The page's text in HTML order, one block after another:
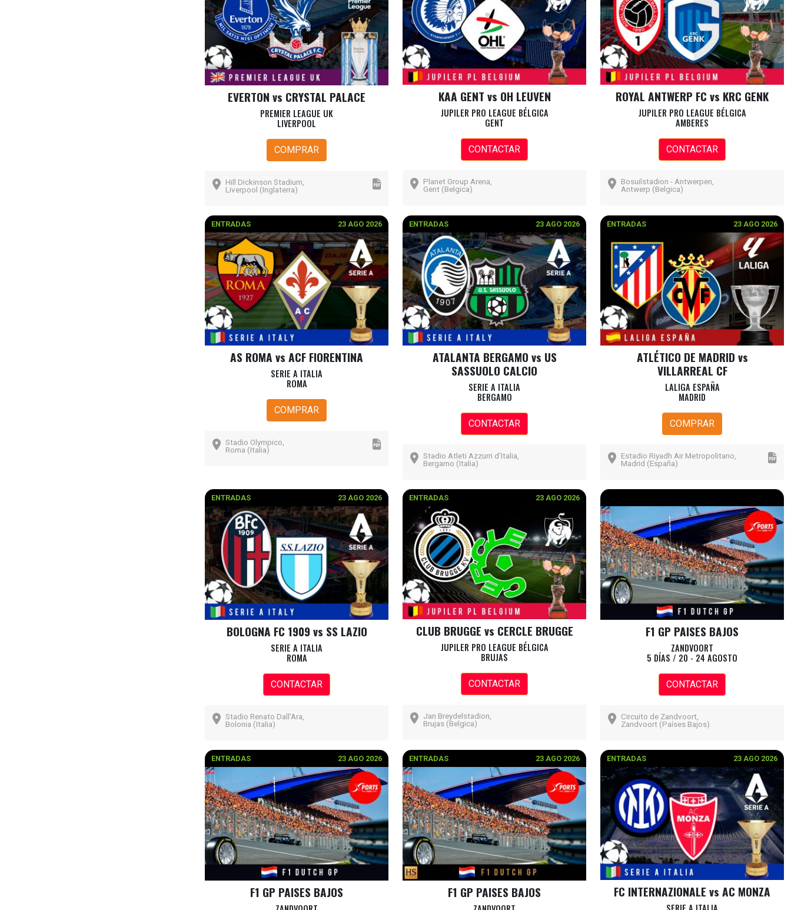
EVERTON vs CRYSTAL PALACE
PREMIER LEAGUE UK
LIVERPOOL
COMPRAR
Hill Dickinson Stadium,
Liverpool (Inglaterra)
KAA GENT vs OH LEUVEN
JUPILER PRO LEAGUE BÉLGICA
GENT
CONTACTAR
Planet Group Arena,
Gent (Belgica)
ROYAL ANTWERP FC vs KRC GENK
JUPILER PRO LEAGUE BÉLGICA
AMBERES
CONTACTAR
Bosuilstadion - Antwerpen,
Antwerp (Belgica)
ENTRADAS 23 AGO 2026
AS ROMA vs ACF FIORENTINA
SERIE A ITALIA
ROMA
COMPRAR
Stadio Olympico,
Roma (Italia)
ENTRADAS 23 AGO 2026
ATALANTA BERGAMO vs US
SASSUOLO CALCIO
SERIE A ITALIA
BERGAMO
CONTACTAR
Stadio Atleti Azzurri d'Italia,
Bergamo (Italia)
ENTRADAS 23 AGO 2026
ATLÉTICO DE MADRID vs
VILLARREAL CF
LALIGA ESPAÑA
MADRID
COMPRAR
Estadio Riyadh Air Metropolitano,
Madrid (España)
ENTRADAS 23 AGO 2026
BOLOGNA FC 1909 vs SS LAZIO
SERIE A ITALIA
ROMA
CONTACTAR
Stadio Renato Dall'Ara,
Bolonia (Italia)
ENTRADAS 23 AGO 2026
CLUB BRUGGE vs CERCLE BRUGGE
JUPILER PRO LEAGUE BÉLGICA
BRUJAS
CONTACTAR
Jan Breydelstadion,
Brujas (Belgica)
F1 GP PAISES BAJOS
ZANDVOORT
5 DÍAS / 20 - 24 AGOSTO
CONTACTAR
Circuito de Zandvoort,
Zandvoort (Países Bajos)
ENTRADAS 23 AGO 2026
F1 GP PAISES BAJOS
ENTRADAS 23 AGO 2026
F1 GP PAISES BAJOS
ENTRADAS 23 AGO 2026
FC INTERNAZIONALE vs AC MONZA